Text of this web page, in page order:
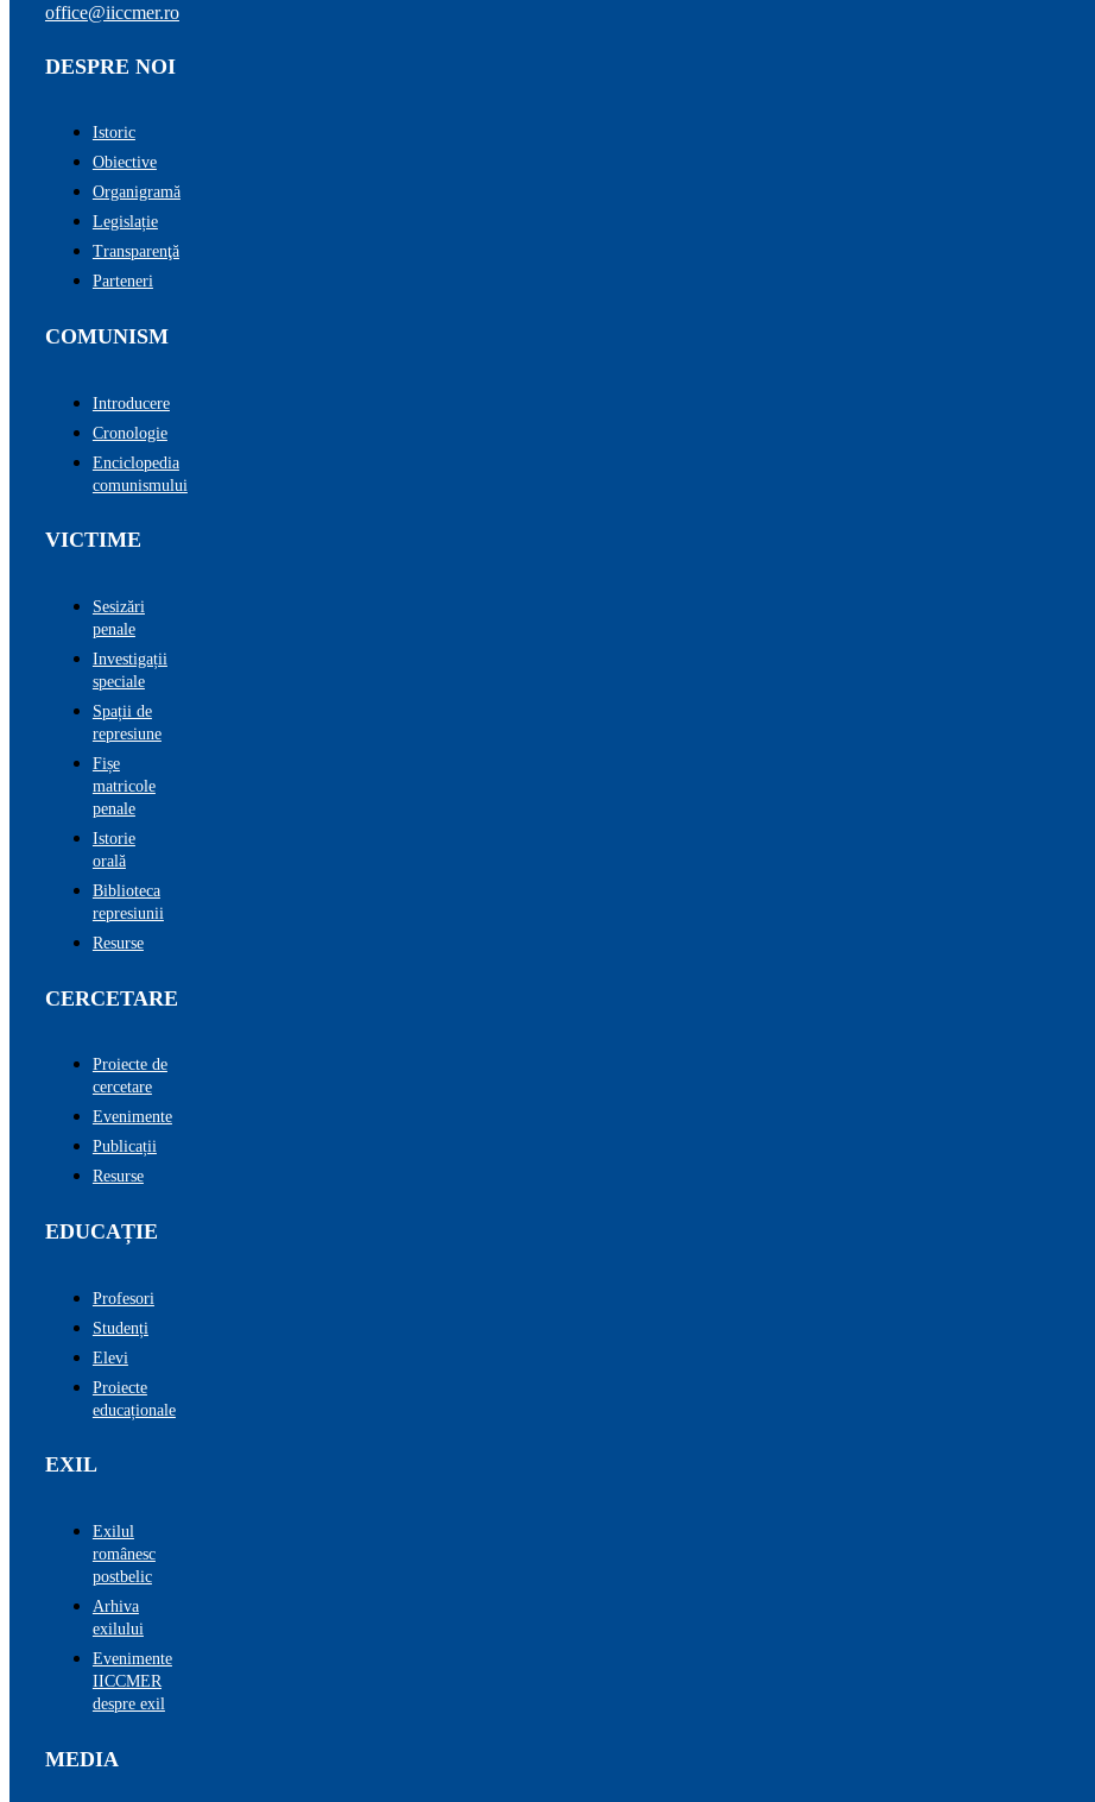
office@iiccmer.ro
DESPRE NOI
Istoric
Obiective
Organigramă
Legislație
Transparenţă
Parteneri
COMUNISM
Introducere
Cronologie
Enciclopedia
comunismului
VICTIME
Sesizări
penale
Investigații
speciale
Spații de
represiune
Fișe
matricole
penale
Istorie
orală
Biblioteca
represiunii
Resurse
CERCETARE
Proiecte de
cercetare
Evenimente
Publicații
Resurse
EDUCAȚIE
Profesori
Studenți
Elevi
Proiecte
educaționale
EXIL
Exilul
românesc
postbelic
Arhiva
exilului
Evenimente
IICCMER
despre exil
MEDIA